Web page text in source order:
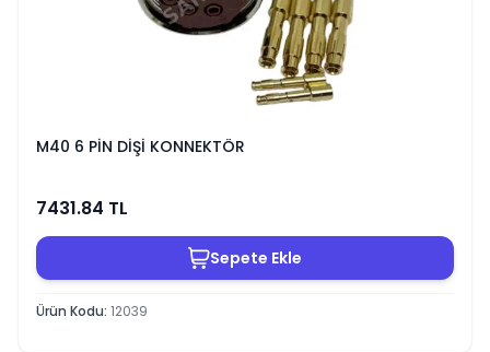
M40 6 PİN DİŞİ KONNEKTÖR
7431.84 TL
Sepete Ekle
Ürün Kodu: 12039